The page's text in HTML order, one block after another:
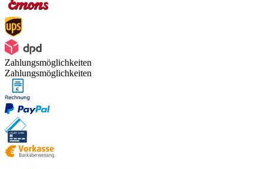
Zahlungsmöglichkeiten
Zahlungsmöglichkeiten